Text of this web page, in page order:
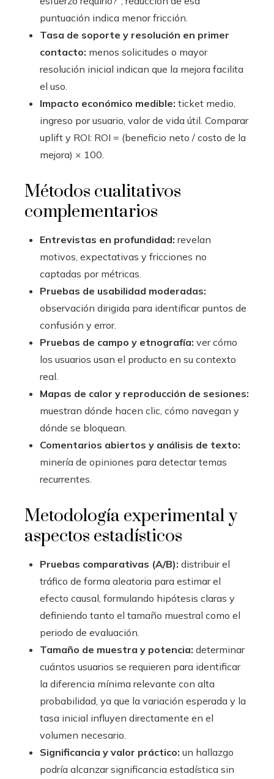
puntuación indica menor fricción.
Tasa de soporte y resolución en primer
contacto: menos solicitudes o mayor
resolución inicial indican que la mejora facilita
el uso.
Impacto económico medible: ticket medio,
ingreso por usuario, valor de vida útil. Comparar
uplift y ROI: ROI = (beneficio neto / costo de la
mejora) × 100.
Métodos cualitativos
complementarios
Entrevistas en profundidad: revelan
motivos, expectativas y fricciones no
captadas por métricas.
Pruebas de usabilidad moderadas:
observación dirigida para identificar puntos de
confusión y error.
Pruebas de campo y etnografía: ver cómo
los usuarios usan el producto en su contexto
real.
Mapas de calor y reproducción de sesiones:
muestran dónde hacen clic, cómo navegan y
dónde se bloquean.
Comentarios abiertos y análisis de texto:
minería de opiniones para detectar temas
recurrentes.
Metodología experimental y
aspectos estadísticos
Pruebas comparativas (A/B): distribuir el
tráfico de forma aleatoria para estimar el
efecto causal, formulando hipótesis claras y
definiendo tanto el tamaño muestral como el
periodo de evaluación.
Tamaño de muestra y potencia: determinar
cuántos usuarios se requieren para identificar
la diferencia mínima relevante con alta
probabilidad, ya que la variación esperada y la
tasa inicial influyen directamente en el
volumen necesario.
Significancia y valor práctico: un hallazgo
podría alcanzar significancia estadística sin